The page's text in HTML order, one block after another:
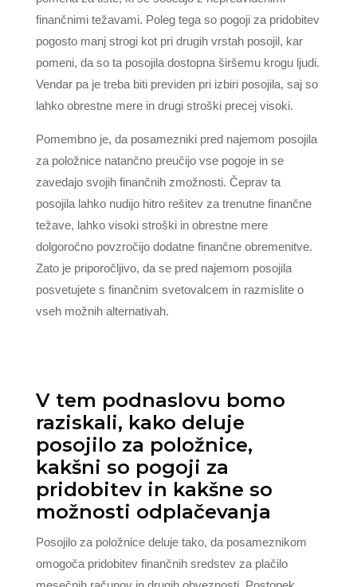
finančnimi težavami. Poleg tega so pogoji za pridobitev
pogosto manj strogi kot pri drugih vrstah posojil, kar
pomeni, da so ta posojila dostopna širšemu krogu ljudi.
Vendar pa je treba biti previden pri izbiri posojila, saj so
lahko obrestne mere in drugi stroški precej visoki.
Pomembno je, da posamezniki pred najemom posojila
za položnice natančno preučijo vse pogoje in se
zavedajo svojih finančnih zmožnosti. Čeprav ta
posojila lahko nudijo hitro rešitev za trenutne finančne
težave, lahko visoki stroški in obrestne mere
dolgoročno povzročijo dodatne finančne obremenitve.
Zato je priporočljivo, da se pred najemom posojila
posvetujete s finančnim svetovalcem in razmislite o
vseh možnih alternativah.
V tem podnaslovu bomo
raziskali, kako deluje
posojilo za položnice,
kakšni so pogoji za
pridobitev in kakšne so
možnosti odplačevanja
Posojilo za položnice deluje tako, da posameznikom
omogoča pridobitev finančnih sredstev za plačilo